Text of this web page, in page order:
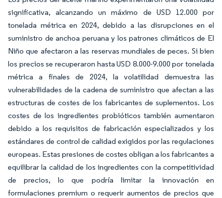
significativa, alcanzando un máximo de USD 12.000 por
tonelada métrica en 2024, debido a las disrupciones en el
suministro de anchoa peruana y los patrones climáticos de El
Niño que afectaron a las reservas mundiales de peces. Si bien
los precios se recuperaron hasta USD 8.000-9.000 por tonelada
métrica a finales de 2024, la volatilidad demuestra las
vulnerabilidades de la cadena de suministro que afectan a las
estructuras de costes de los fabricantes de suplementos. Los
costes de los ingredientes probióticos también aumentaron
debido a los requisitos de fabricación especializados y los
estándares de control de calidad exigidos por las regulaciones
europeas. Estas presiones de costes obligan a los fabricantes a
equilibrar la calidad de los ingredientes con la competitividad
de precios, lo que podría limitar la innovación en
formulaciones premium o requerir aumentos de precios que